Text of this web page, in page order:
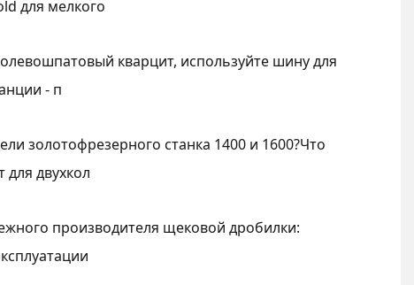
для мелкого
кварцит, используйте шину для
- п
золотофрезерного станка 1400 и 1600?Что
двухкол
производителя щековой дробилки: